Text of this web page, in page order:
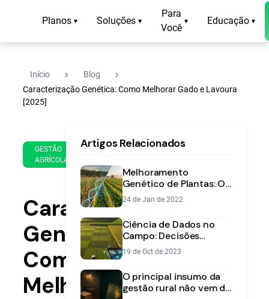
Planos ▾ Soluções ▾
Para
Você
▾ Educação ▾
Início navigate_next Blog navigate_next
Caracterização Genética: Como Melhorar Gado e Lavoura
[2025]
GESTÃO
AGRÍCOLA
de
de
2025
min
leitura
Caracterização
Genética:
Como
Melhorar
Artigos Relacionados
Melhoramento
Genético de Plantas: O
que é e por que é
crucial para sua lavoura
24 de Jan de 2022
Ciência de Dados no
Campo: Decisões
Inteligentes e Maior
Lucro
19 de Oct de 2023
O principal insumo da
gestão rural não vem da